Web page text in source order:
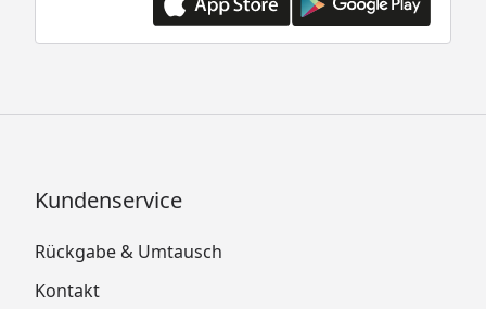
Kundenservice
Rückgabe & Umtausch
Kontakt